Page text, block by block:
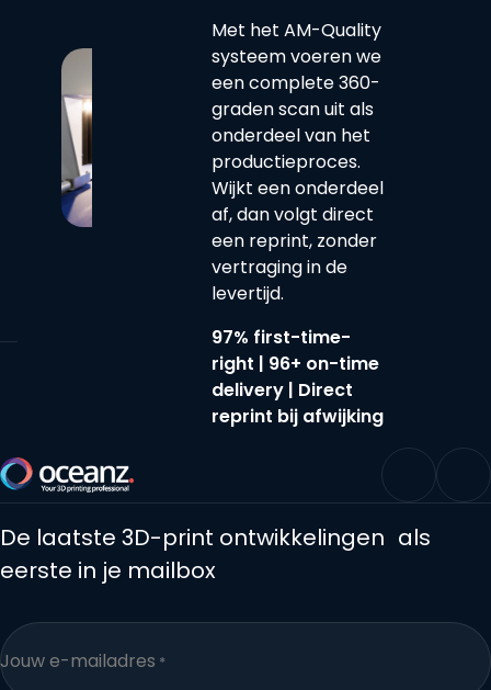
Met het AM-Quality
systeem voeren we
een complete 360-
graden scan uit als
onderdeel van het
productieproces.
Wijkt een onderdeel
af, dan volgt direct
een reprint, zonder
vertraging in de
levertijd.
97% first-time-
right | 96+ on-time
delivery | Direct
reprint bij afwijking
Terug naar de startpagina
LinkedIn
De laatste 3D-print ontwikkelingen als
eerste in je mailbox
Jouw e-mailadres *